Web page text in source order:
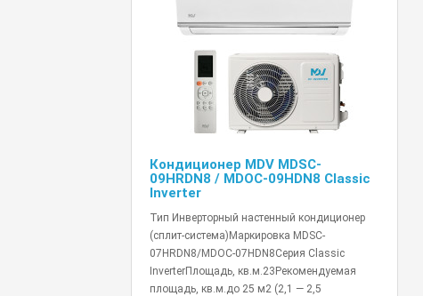
Кондиционер MDV MDSC-
09HRDN8 / MDOC-09HDN8 Classic
Inverter
Тип Инверторный настенный кондиционер
(сплит-система)Маркировка MDSC-
07HRDN8/MDOC-07HDN8Серия Classic
InverterПлощадь, кв.м.23Рекомендуемая
площадь, кв.м.до 25 м2 (2,1 — 2,5